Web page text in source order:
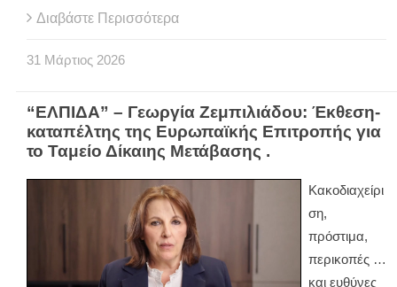
Διαβάστε Περισσότερα
31 Μάρτιος 2026
“ΕΛΠΙΔΑ” – Γεωργία Ζεμπιλιάδου: Έκθεση-
καταπέλτης της Ευρωπαϊκής Επιτροπής για
το Ταμείο Δίκαιης Μετάβασης .
Κακοδιαχείρι
ση,
πρόστιμα,
περικοπές …
και ευθύνες